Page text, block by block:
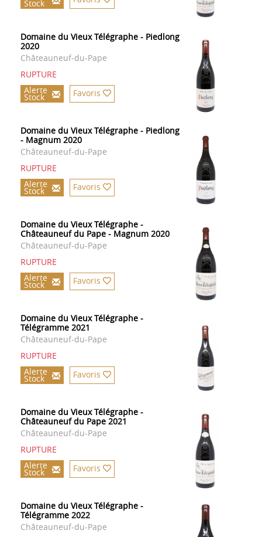
Stock
Domaine du Vieux Télégraphe - Piedlong
2020
Châteauneuf-du-Pape
RUPTURE
Alerte
Stock Favoris
Domaine du Vieux Télégraphe - Piedlong
- Magnum 2020
Châteauneuf-du-Pape
RUPTURE
Alerte
Stock Favoris
Domaine du Vieux Télégraphe -
Châteauneuf du Pape - Magnum 2020
Châteauneuf-du-Pape
RUPTURE
Alerte
Stock Favoris
Domaine du Vieux Télégraphe -
Télégramme 2021
Châteauneuf-du-Pape
RUPTURE
Alerte
Stock Favoris
Domaine du Vieux Télégraphe -
Châteauneuf du Pape 2021
Châteauneuf-du-Pape
RUPTURE
Alerte
Stock Favoris
Domaine du Vieux Télégraphe -
Télégramme 2022
Châteauneuf-du-Pape